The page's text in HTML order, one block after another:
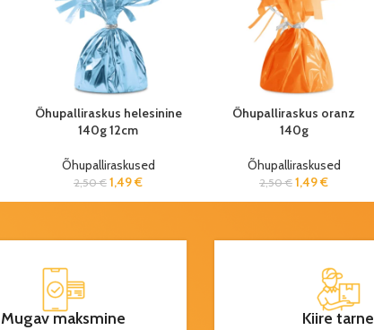
Õhupalliraskus helesinine
140g 12cm
Õhupalliraskused
2,50€ 1,49€
Õhupalliraskus oranz
140g
Õhupalliraskused
2,50€ 1,49€
Mugav maksmine Kiire tarne